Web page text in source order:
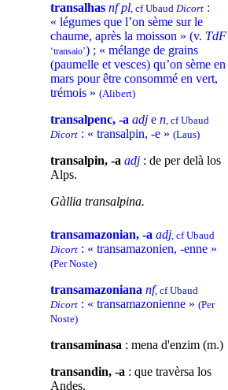
transalhas nf pl, cf Ubaud Dicort :
« légumes que l’on sème sur le
chaume, après la moisson » (v. TdF
‘transaio’) ; « mélange de grains
(paumelle et vesces) qu’on sème en
mars pour être consommé en vert,
trémois » (Alibert)
transalpenc, -a adj e n, cf Ubaud
Dicort : « transalpin, -e » (Laus)
transalpin, -a adj : de per delà los
Alps.
Gàllia transalpina.
transamazonian, -a adj, cf Ubaud
Dicort : « transamazonien, -enne »
(Per Noste)
transamazoniana nf, cf Ubaud
Dicort : « transamazonienne » (Per
Noste)
transaminasa : mena d'enzim (m.)
transandin, -a : que travèrsa los
Andes.